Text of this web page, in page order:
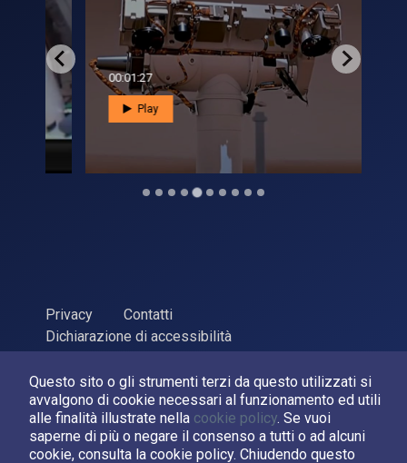
Questo sito o gli strumenti terzi da questo utilizzati si
avvalgono di cookie necessari al funzionamento ed utili
alle finalità illustrate nella cookie policy. Se vuoi
saperne di più o negare il consenso a tutti o ad alcuni
cookie, consulta la cookie policy. Chiudendo questo
00:01:27
Play
Privacy
Contatti
Dichiarazione di accessibilità
ASI Agenzia Spaziale Italiana, 2026. P.Iva 03638121008
Sviluppato daLPM
Seguici su: